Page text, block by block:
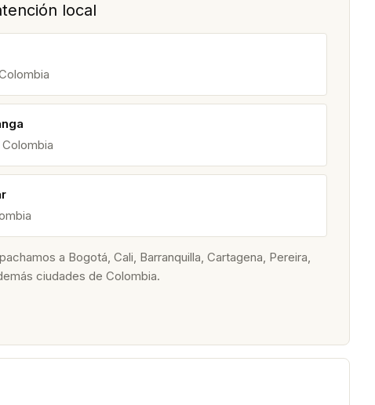
local
a Bogotá, Cali, Barranquilla, Cartagena, Pereira,
ciudades de Colombia.